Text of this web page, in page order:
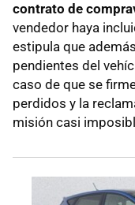
contrato de
vendedor haya
estipula que
pendientes del
caso de que se
perdidos y la
misión casi